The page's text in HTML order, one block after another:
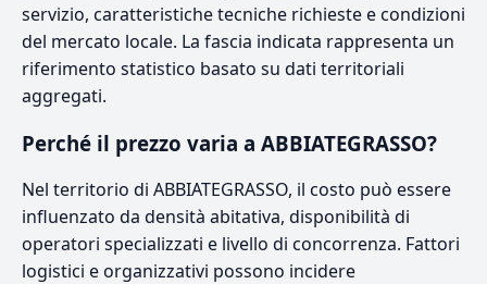
servizio, caratteristiche tecniche richieste e condizioni
del mercato locale. La fascia indicata rappresenta un
riferimento statistico basato su dati territoriali
aggregati.
Perché il prezzo varia a ABBIATEGRASSO?
Nel territorio di ABBIATEGRASSO, il costo può essere
influenzato da densità abitativa, disponibilità di
operatori specializzati e livello di concorrenza. Fattori
logistici e organizzativi possono incidere